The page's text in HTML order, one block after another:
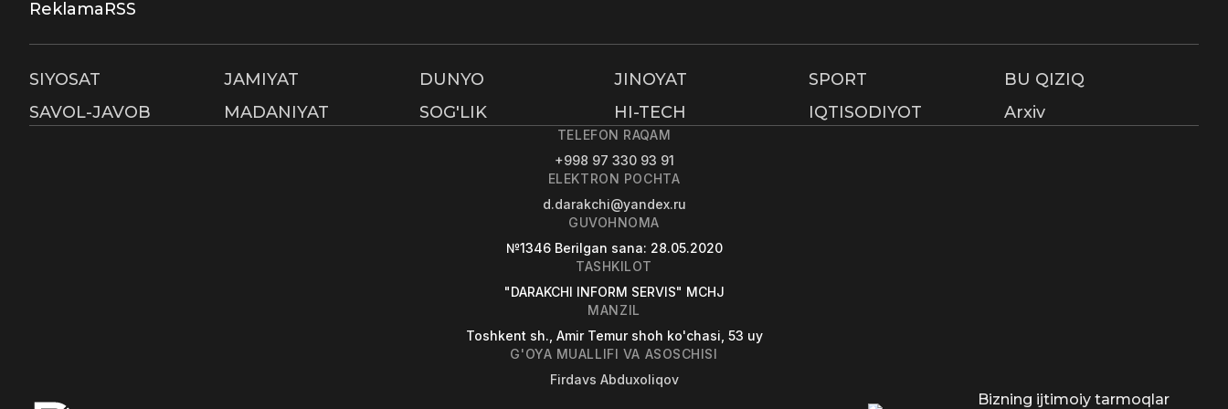
ReklamaRSS
SIYOSAT JAMIYAT DUNYO JINOYAT SPORT
BU QIZIQ
SAVOL-JAVOB
MADANIYAT SOG'LIK HI-TECH IQTISODIYOT Arxiv
TELEFON RAQAM
+998 97 330 93 91
ELEKTRON POCHTA
d.darakchi@yandex.ru
GUVOHNOMA
№1346 Berilgan sana: 28.05.2020
TASHKILOT
"DARAKCHI INFORM SERVIS" MCHJ
MANZIL
Toshkent sh., Amir Temur shoh ko'chasi, 53 uy
G'OYA MUALLIFI VA ASOSCHISI
Firdavs Abduxoliqov
Bizning ijtimoiy tarmoqlar